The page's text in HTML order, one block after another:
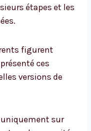
étapes et les
figurent
ces
versions de
uniquement sur